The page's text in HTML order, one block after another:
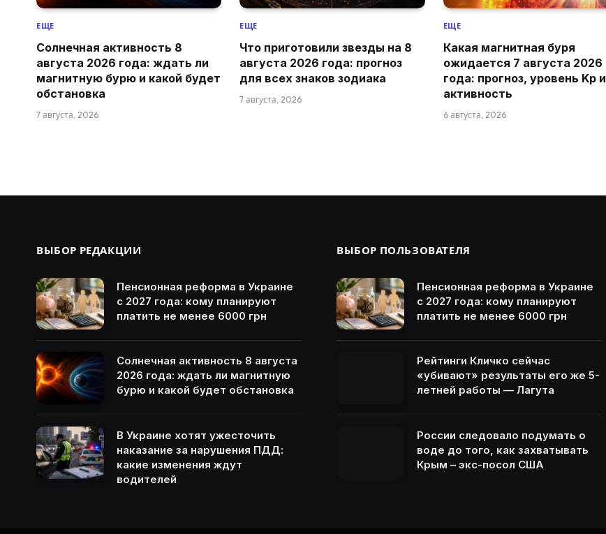
ЕЩЕ
Солнечная активность 8
августа 2026 года: ждать ли
магнитную бурю и какой будет
обстановка
7 августа, 2026
ЕЩЕ
Что приготовили звезды на 8
августа 2026 года: прогноз
для всех знаков зодиака
7 августа, 2026
ЕЩЕ
Какая магнитная буря
ожидается 7 августа 2026
года: прогноз, уровень Kp и
активность
6 августа, 2026
ВЫБОР РЕДАКЦИИ
Пенсионная реформа в Украине
с 2027 года: кому планируют
платить не менее 6000 грн
Солнечная активность 8 августа
2026 года: ждать ли магнитную
бурю и какой будет обстановка
В Украине хотят ужесточить
наказание за нарушения ПДД:
какие изменения ждут
водителей
ВЫБОР ПОЛЬЗОВАТЕЛЯ
Пенсионная реформа в Украине
с 2027 года: кому планируют
платить не менее 6000 грн
Рейтинги Кличко сейчас
«убивают» результаты его же 5-
летней работы — Лагута
России следовало подумать о
воде до того, как захватывать
Крым – экс-посол США